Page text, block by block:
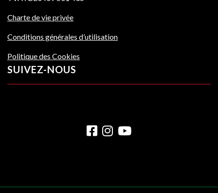
Charte de vie privée
Conditions générales d’utilisation
Politique des Cookies
SUIVEZ-NOUS